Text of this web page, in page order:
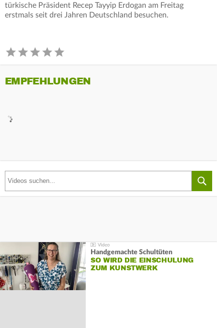
türkische Präsident Recep Tayyip Erdogan am Freitag
erstmals seit drei Jahren Deutschland besuchen.
EMPFEHLUNGEN
Handgemachte Schultüten
SO WIRD DIE EINSCHULUNG
ZUM KUNSTWERK